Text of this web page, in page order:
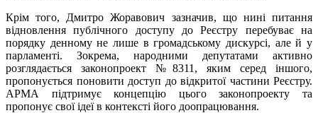
Крім того, Дмитро Жоравович зазначив, що нині питання
відновлення публічного доступу до Реєстру перебуває на
порядку денному не лише в громадському дискурсі, але й у
парламенті. Зокрема, народними депутатами активно
розглядається законопроект №8311, яким серед іншого,
пропонується поновити доступ до відкритої частини Реєстру.
АРМА підтримує концепцію цього законопроекту та
пропонує свої ідеї в контексті його доопрацювання.